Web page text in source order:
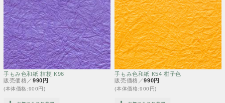
手もみ色和紙 桔梗 K96
販売価格／990円
(本体価格:900円)
手もみ色和紙 K54 柑子色
販売価格／990円
(本体価格:900円)